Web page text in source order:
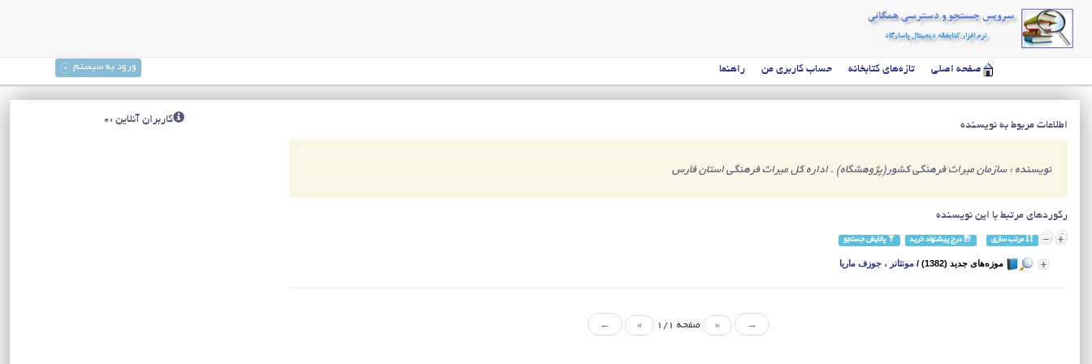
صفحه اصلی تازه‌های کتابخانه حساب کاربری من راهنما ورود به سیستم
اطلاعات مربوط به نویسنده
نویسنده : سازمان میراث فرهنگی کشور(پژوهشگاه) . اداره کل میراث فرهنگی استان فارس
رکوردهای مرتبط با این نویسنده
مرتب سازی درج پیشنهاد خرید پالایش جستجو
موزه‌های جدید (1382) / مونتانر ، جوزف ماریا
→
« صفحه 1/1 »
←
کاربران آنلاین :0